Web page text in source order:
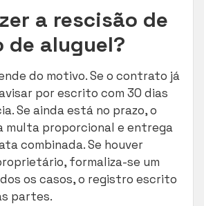
a rescisão de
aluguel?
do motivo. Se o contrato já
por escrito com 30 dias
Se ainda está no prazo, o
multa proporcional e entrega
combinada. Se houver
formaliza-se um
os casos, o registro escrito
partes.